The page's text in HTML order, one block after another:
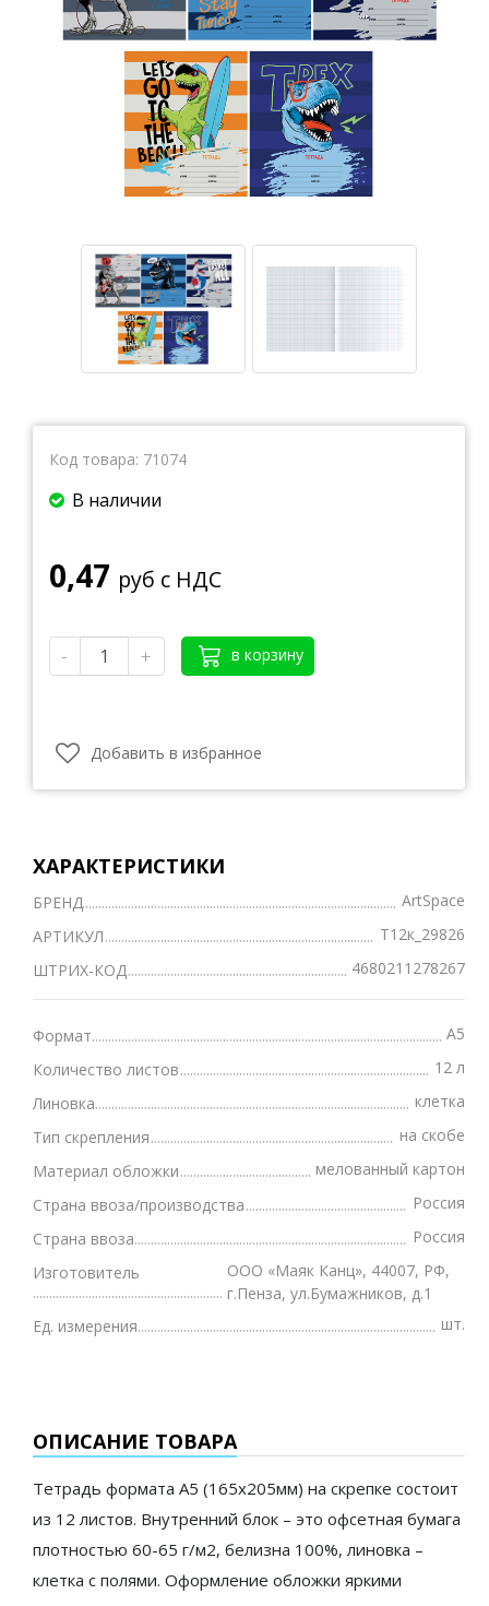
Тетради
Ватманы, калька, бумага миллиметровая, форматки
Бумага для художественных и дизайнерских работ
Конверты
Бумага для факса
Грамоты, дипломы, благодарности
Канцелярские книги, книги учета
Бумага в рулоне и стопе
Бланки
Код товара: 71074
В наличии
0,47 руб с НДС
- + в корзину
Добавить в избранное
ХАРАКТЕРИСТИКИ
БРЕНД
ArtSpace
АРТИКУЛ
Т12к_29826
ШТРИХ-КОД
4680211278267
Формат
А5
Количество листов
12 л
Линовка
клетка
Тип скрепления
на скобе
Материал обложки
мелованный картон
Страна ввоза/производства
Россия
Страна ввоза
Россия
Изготовитель
ООО «Маяк Канц», 44007, РФ,
г.Пенза, ул.Бумажников, д.1
Ед. измерения
шт.
ОПИСАНИЕ ТОВАРА
Тетрадь формата А5 (165х205мм) на скрепке состоит
из 12 листов. Внутренний блок – это офсетная бумага
плотностью 60-65 г/м2, белизна 100%, линовка –
клетка с полями. Оформление обложки яркими